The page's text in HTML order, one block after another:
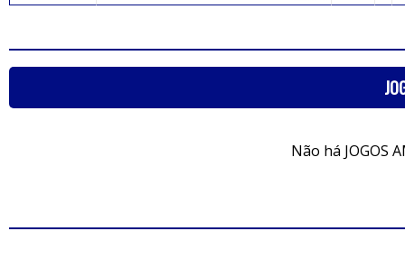
Não há JOGOS